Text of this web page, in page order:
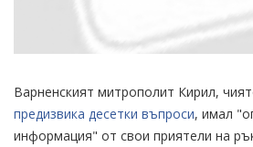
Варненският митрополит Кирил,
предизвика десетки въпроси, имал
информация" от свои приятели на